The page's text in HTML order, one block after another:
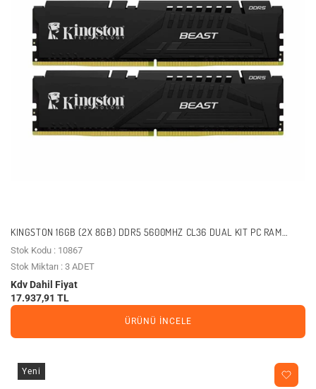
KINGSTON 16GB (2X 8GB) DDR5 5600MHZ CL36 DUAL KIT PC RAM
BEAST KF556C36BBEK2-16TR
Stok Kodu : 10867
Stok Miktarı : 3 ADET
Kdv Dahil Fiyat
17.937,91 TL
ÜRÜNÜ İNCELE
Yeni